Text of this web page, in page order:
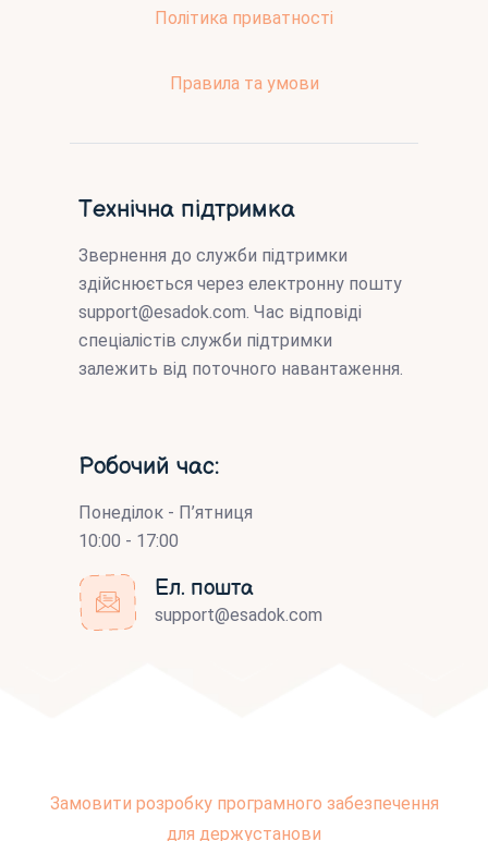
Політика приватності
Правила та умови
Технічна підтримка
Звернення до служби підтримки
здійснюється через електронну пошту
support@esadok.com. Час відповіді
спеціалістів служби підтримки
залежить від поточного навантаження.
Робочий час:
Понеділок - П’ятниця
10:00 - 17:00
Ел. пошта
support@esadok.com
Замовити розробку програмного забезпечення
для держустанови